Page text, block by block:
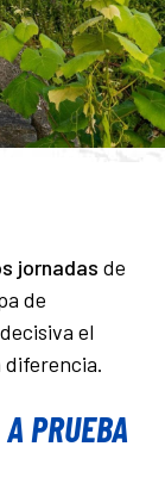
jornadas de
de
el
diferencia.
PRUEBA